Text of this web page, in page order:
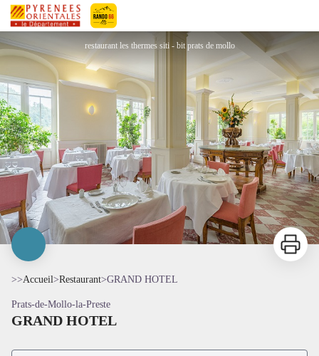
Pyrénées-Orientales Le Département
GRAND HOTEL
restaurant les thermes siti - bit prats de mollo
Imprimer
>>Accueil>Restaurant>GRAND HOTEL
Prats-de-Mollo-la-Preste
GRAND HOTEL